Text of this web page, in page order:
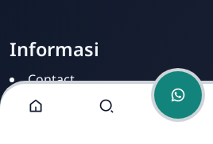
Informasi
Contact
Disclamer